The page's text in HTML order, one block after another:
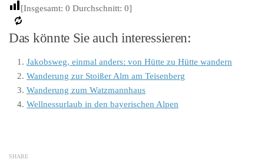
[Insgesamt: 0 Durchschnitt: 0]
Das könnte Sie auch interessieren:
Jakobsweg, einmal anders: von Hütte zu Hütte wandern
Wanderung zur Stoißer Alm am Teisenberg
Wanderung zum Watzmannhaus
Wellnessurlaub in den bayerischen Alpen
SHARE